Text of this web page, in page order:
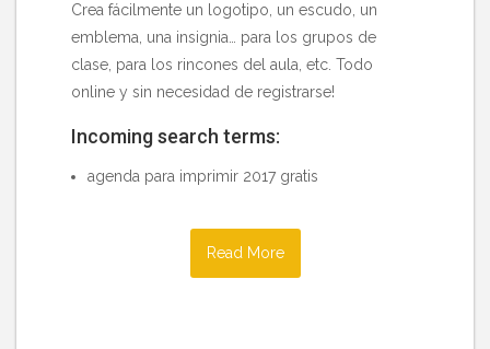
Crea fácilmente un logotipo, un escudo, un
emblema, una insignia… para los grupos de
clase, para los rincones del aula, etc. Todo
online y sin necesidad de registrarse!
Incoming search terms:
agenda para imprimir 2017 gratis
Read More